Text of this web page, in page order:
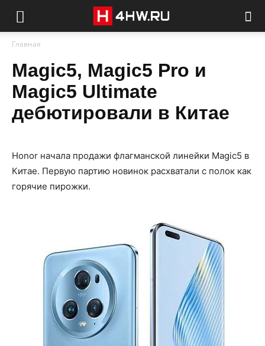
Главная
Magic5, Magic5 Pro и
Magic5 Ultimate
дебютировали в Китае
Honor начала продажи флагманской линейки Magic5 в
Китае. Первую партию новинок расхватали с полок как
горячие пирожки.